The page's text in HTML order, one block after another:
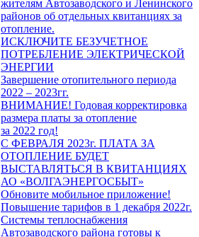
жителям Автозаводского и Ленинского
районов об отдельных квитанциях за
отопление.
ИСКЛЮЧИТЕ БЕЗУЧЕТНОЕ
ПОТРЕБЛЕНИЕ ЭЛЕКТРИЧЕСКОЙ
ЭНЕРГИИ
Завершение отопительного периода
2022 – 2023гг.
ВНИМАНИЕ! Годовая корректировка
размера платы за отопление
за 2022 год!
С ФЕВРАЛЯ 2023г. ПЛАТА ЗА
ОТОПЛЕНИЕ БУДЕТ
ВЫСТАВЛЯТЬСЯ В КВИТАНЦИЯХ
АО «ВОЛГАЭНЕРГОСБЫТ»
Обновите мобильное приложение!
Повышение тарифов в 1 декабря 2022г.
Системы теплоснабжения
Автозаводского района готовы к